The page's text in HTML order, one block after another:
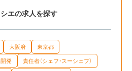
エの求人を探す
大阪府 東京都
発 責任者（シェフ・スーシェフ）